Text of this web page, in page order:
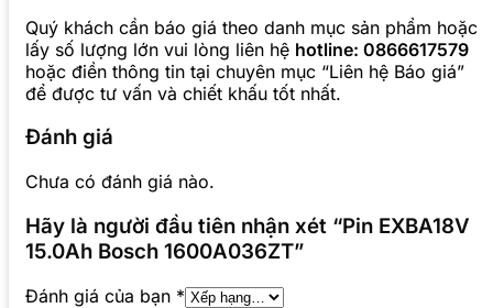
Quý khách cần báo giá theo danh mục sản phẩm hoặc
lấy số lượng lớn vui lòng liên hệ hotline: 0866617579
hoặc điền thông tin tại chuyên mục “Liên hệ Báo giá”
để được tư vấn và chiết khấu tốt nhất.
Đánh giá
Chưa có đánh giá nào.
Hãy là người đầu tiên nhận xét “Pin EXBA18V
15.0Ah Bosch 1600A036ZT”
Đánh giá của bạn *